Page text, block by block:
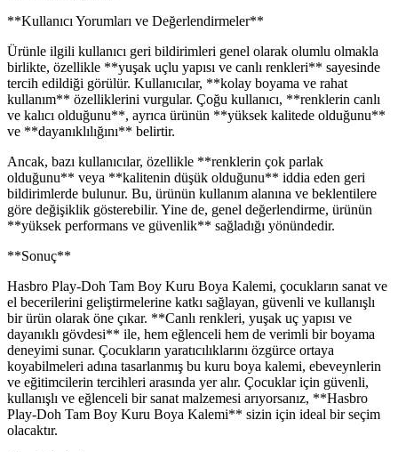
**Kullanıcı Yorumları ve Değerlendirmeler**
Ürünle ilgili kullanıcı geri bildirimleri genel olarak olumlu olmakla
birlikte, özellikle **yuşak uçlu yapısı ve canlı renkleri** sayesinde
tercih edildiği görülür. Kullanıcılar, **kolay boyama ve rahat
kullanım** özelliklerini vurgular. Çoğu kullanıcı, **renklerin canlı
ve kalıcı olduğunu**, ayrıca ürünün **yüksek kalitede olduğunu**
ve **dayanıklılığını** belirtir.
Ancak, bazı kullanıcılar, özellikle **renklerin çok parlak
olduğunu** veya **kalitenin düşük olduğunu** iddia eden geri
bildirimlerde bulunur. Bu, ürünün kullanım alanına ve beklentilere
göre değişiklik gösterebilir. Yine de, genel değerlendirme, ürünün
**yüksek performans ve güvenlik** sağladığı yönündedir.
**Sonuç**
Hasbro Play-Doh Tam Boy Kuru Boya Kalemi, çocukların sanat ve
el becerilerini geliştirmelerine katkı sağlayan, güvenli ve kullanışlı
bir ürün olarak öne çıkar. **Canlı renkleri, yuşak uç yapısı ve
dayanıklı gövdesi** ile, hem eğlenceli hem de verimli bir boyama
deneyimi sunar. Çocukların yaratıcılıklarını özgürce ortaya
koyabilmeleri adına tasarlanmış bu kuru boya kalemi, ebeveynlerin
ve eğitimcilerin tercihleri arasında yer alır. Çocuklar için güvenli,
kullanışlı ve eğlenceli bir sanat malzemesi arıyorsanız, **Hasbro
Play-Doh Tam Boy Kuru Boya Kalemi** sizin için ideal bir seçim
olacaktır.